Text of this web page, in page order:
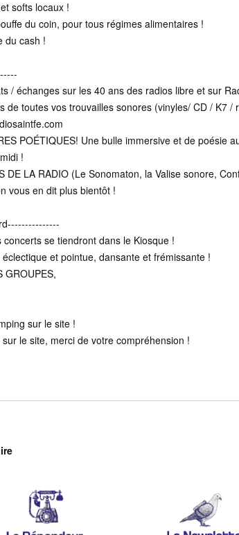
softs locaux !
du coin, pour tous régimes alimentaires !
du cash !
/ échanges sur les 40 ans des radios libre et sur
de toutes vos trouvailles sonores (vinyles/ CD / K7
POÉTIQUES! Une bulle immersive et de poésie
!
DE LA RADIO (Le Sonomaton, la Valise sonore,
vous en dit plus bientôt !
se tiendront dans le Kiosque !
et pointue, dansante et frémissante !
GROUPES,
sur le site !
le site, merci de votre compréhension !